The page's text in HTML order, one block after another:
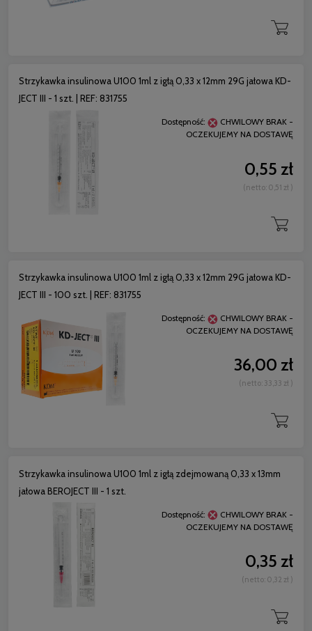
Strzykawka insulinowa U100 1ml z igłą 0,33 x 12mm 29G jałowa KD-
JECT III - 1 szt. | REF: 831755
Dostępność:
CHWILOWY BRAK -
OCZEKUJEMY NA DOSTAWĘ
0,55 zł
(netto: 0,51 zł )
Strzykawka insulinowa U100 1ml z igłą 0,33 x 12mm 29G jałowa KD-
JECT III - 100 szt. | REF: 831755
Dostępność:
CHWILOWY BRAK -
OCZEKUJEMY NA DOSTAWĘ
36,00 zł
(netto: 33,33 zł )
Strzykawka insulinowa U100 1ml z igłą zdejmowaną 0,33 x 13mm
jałowa BEROJECT III - 1 szt.
Dostępność:
CHWILOWY BRAK -
OCZEKUJEMY NA DOSTAWĘ
0,35 zł
(netto: 0,32 zł )